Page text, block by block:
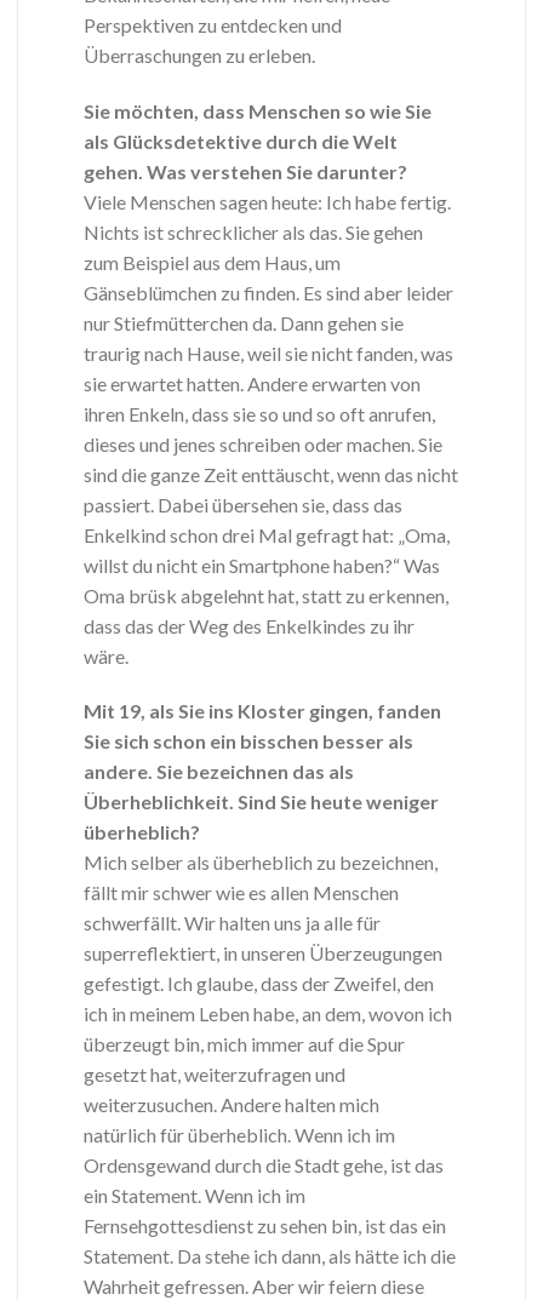
Perspektiven zu entdecken und
Überraschungen zu erleben.
Sie möchten, dass Menschen so wie Sie
als Glücksdetektive durch die Welt
gehen. Was verstehen Sie darunter?
Viele Menschen sagen heute: Ich habe fertig.
Nichts ist schrecklicher als das. Sie gehen
zum Beispiel aus dem Haus, um
Gänseblümchen zu finden. Es sind aber leider
nur Stiefmütterchen da. Dann gehen sie
traurig nach Hause, weil sie nicht fanden, was
sie erwartet hatten. Andere erwarten von
ihren Enkeln, dass sie so und so oft anrufen,
dieses und jenes schreiben oder machen. Sie
sind die ganze Zeit enttäuscht, wenn das nicht
passiert. Dabei übersehen sie, dass das
Enkelkind schon drei Mal gefragt hat: „Oma,
willst du nicht ein Smartphone haben?“ Was
Oma brüsk abgelehnt hat, statt zu erkennen,
dass das der Weg des Enkelkindes zu ihr
wäre.
Mit 19, als Sie ins Kloster gingen, fanden
Sie sich schon ein bisschen besser als
andere. Sie bezeichnen das als
Überheblichkeit. Sind Sie heute weniger
überheblich?
Mich selber als überheblich zu bezeichnen,
fällt mir schwer wie es allen Menschen
schwerfällt. Wir halten uns ja alle für
superreflektiert, in unseren Überzeugungen
gefestigt. Ich glaube, dass der Zweifel, den
ich in meinem Leben habe, an dem, wovon ich
überzeugt bin, mich immer auf die Spur
gesetzt hat, weiterzufragen und
weiterzusuchen. Andere halten mich
natürlich für überheblich. Wenn ich im
Ordensgewand durch die Stadt gehe, ist das
ein Statement. Wenn ich im
Fernsehgottesdienst zu sehen bin, ist das ein
Statement. Da stehe ich dann, als hätte ich die
Wahrheit gefressen. Aber wir feiern diese